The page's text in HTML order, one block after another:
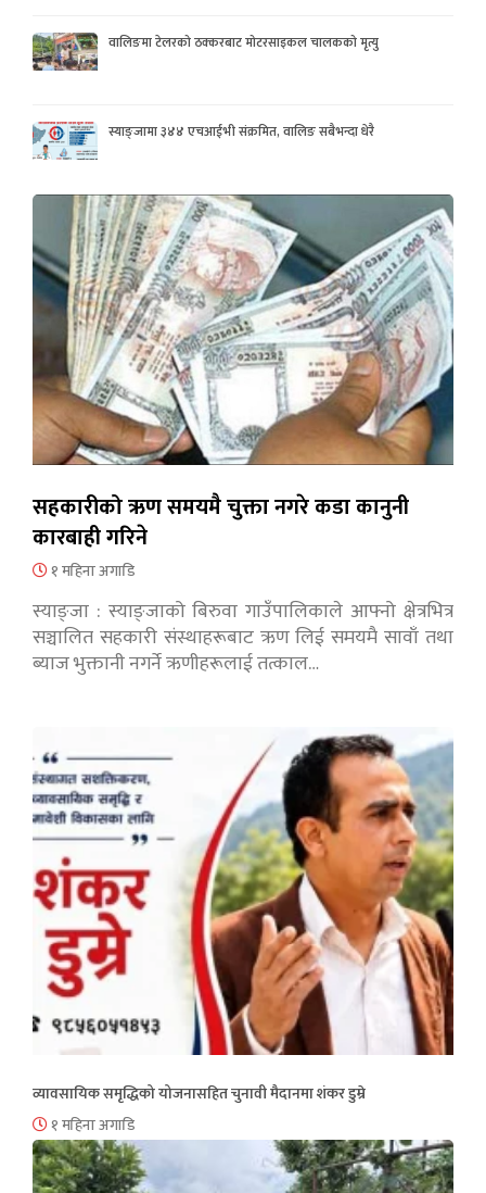
वालिङमा टेलरको ठक्करबाट मोटरसाइकल चालकको मृत्यु
स्याङ्जामा ३४४ एचआईभी संक्रमित, वालिङ सबैभन्दा धेरै
सहकारीको ऋण समयमै चुक्ता नगरे कडा कानुनी
कारबाही गरिने
१ महिना अगाडि
स्याङ्जा : स्याङ्जाको बिरुवा गाउँपालिकाले आफ्नो क्षेत्रभित्र
सञ्चालित सहकारी संस्थाहरूबाट ऋण लिई समयमै सावाँ तथा
ब्याज भुक्तानी नगर्ने ऋणीहरूलाई तत्काल…
व्यावसायिक समृद्धिको योजनासहित चुनावी मैदानमा शंकर डुम्रे
१ महिना अगाडि